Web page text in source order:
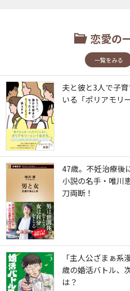
恋愛の
一覧をみる
夫と彼と3人で子育
いる「ポリアモリ
47歳。不妊治療後
小説の名手・唯川
刀両断！
「主人公ざまぁ系
歳の婚活バトル、
は？